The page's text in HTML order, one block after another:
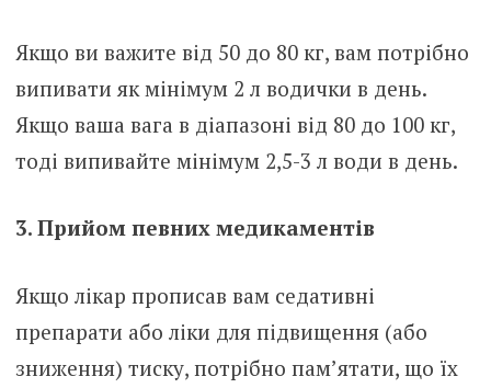
Якщо ви важите від 50 до 80 кг, вам потрібно
випивати як мінімум 2 л водички в день.
Якщо ваша вага в діапазоні від 80 до 100 кг,
тоді випивайте мінімум 2,5-3 л води в день.
3. Прийом певних медикаментів
Якщо лікар прописав вам седативні
препарати або ліки для підвищення (або
зниження) тиску, потрібно пам’ятати, що їх